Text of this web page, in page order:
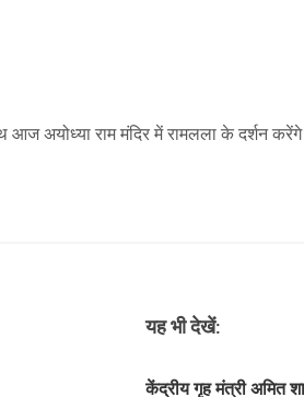
आज अयोध्या राम मंदिर में रामलला के दर्शन करेंगे
यह भी देखें:
केंद्रीय गृह मंत्री अमित